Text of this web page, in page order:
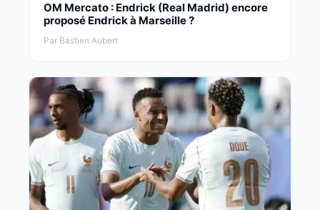
OM Mercato : Endrick (Real Madrid) encore
proposé Endrick à Marseille ?
Par Bastien Aubert